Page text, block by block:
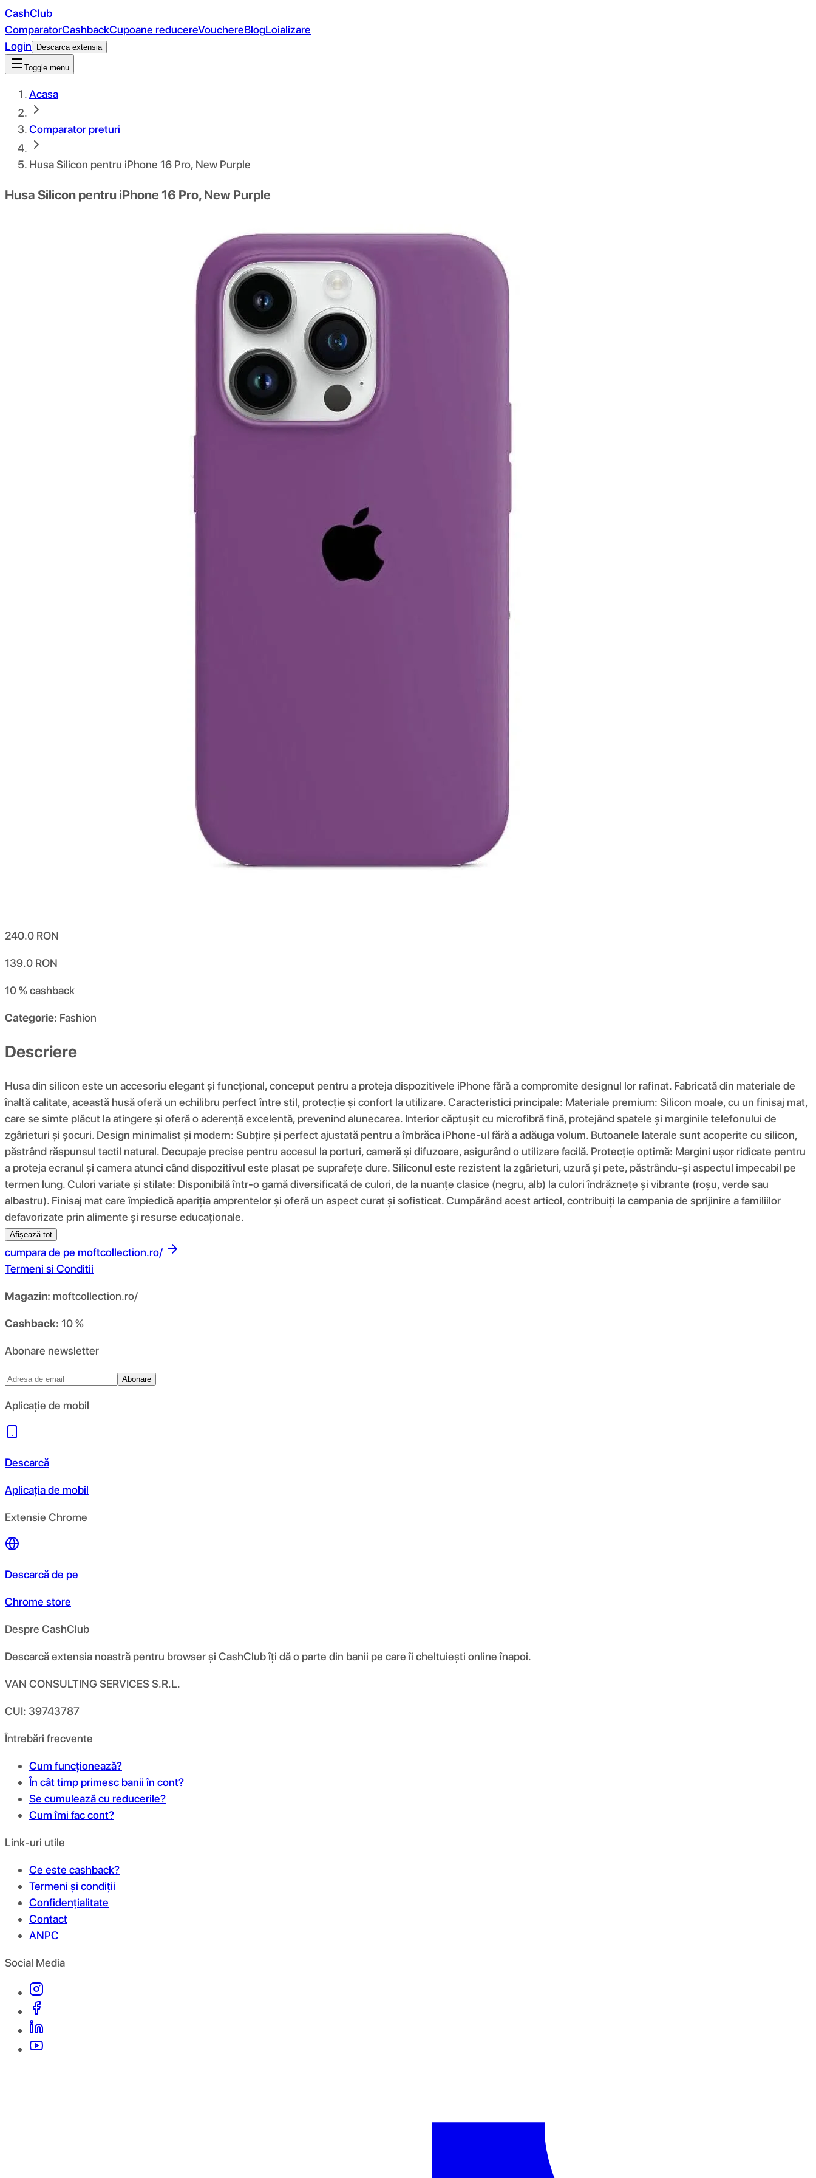
CashClub
ComparatorCashbackCupoane reducereVouchereBlogLoializare
Login
Descarca extensia
Toggle menu
Acasa
Comparator preturi
Husa Silicon pentru iPhone 16 Pro, New Purple
Husa Silicon pentru iPhone 16 Pro, New Purple
240.0 RON
139.0 RON
10 %cashback
Categorie: Fashion
Descriere
Husa din silicon este un accesoriu elegant și funcțional, conceput pentru a proteja dispozitivele iPhone fără a compromite designul lor rafinat. Fabricată din materiale de
înaltă calitate, această husă oferă un echilibru perfect între stil, protecție și confort la utilizare. Caracteristici principale: Materiale premium: Silicon moale, cu un finisaj mat,
care se simte plăcut la atingere și oferă o aderență excelentă, prevenind alunecarea. Interior căptușit cu microfibră fină, protejând spatele și marginile telefonului de
zgârieturi și șocuri. Design minimalist și modern: Subțire și perfect ajustată pentru a îmbrăca iPhone-ul fără a adăuga volum. Butoanele laterale sunt acoperite cu silicon,
păstrând răspunsul tactil natural. Decupaje precise pentru accesul la porturi, cameră și difuzoare, asigurând o utilizare facilă. Protecție optimă: Margini ușor ridicate pentru
a proteja ecranul și camera atunci când dispozitivul este plasat pe suprafețe dure. Siliconul este rezistent la zgârieturi, uzură și pete, păstrându-și aspectul impecabil pe
termen lung. Culori variate și stilate: Disponibilă într-o gamă diversificată de culori, de la nuanțe clasice (negru, alb) la culori îndrăznețe și vibrante (roșu, verde sau
albastru). Finisaj mat care împiedică apariția amprentelor și oferă un aspect curat și sofisticat. Cumpărând acest articol, contribuiți la campania de sprijinire a familiilor
defavorizate prin alimente și resurse educaționale.
Afișează tot
cumpara de pe moftcollection.ro/
Termeni si Conditii
Magazin: moftcollection.ro/
Cashback: 10 %
Abonare newsletter
Abonare
Aplicație de mobil
Descarcă
Aplicația de mobil
Extensie Chrome
Descarcă de pe
Chrome store
Despre CashClub
Descarcă extensia noastră pentru browser și CashClub îți dă o parte din banii pe care îi cheltuiești online înapoi.
VAN CONSULTING SERVICES S.R.L.
CUI: 39743787
Întrebări frecvente
Cum funcționează?
În cât timp primesc banii în cont?
Se cumulează cu reducerile?
Cum îmi fac cont?
Link-uri utile
Ce este cashback?
Termeni și condiții
Confidențialitate
Contact
ANPC
Social Media